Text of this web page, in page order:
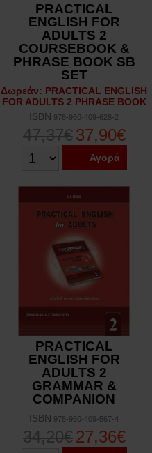
PRACTICAL
ENGLISH FOR
ADULTS 2
COURSEBOOK &
PHRASE BOOK SB
SET
Δωρεάν: PRACTICAL ENGLISH
FOR ADULTS 2 PHRASE BOOK
ISBN 978-960-409-628-2
47,37€37,90€
Αγορά
PRACTICAL
ENGLISH FOR
ADULTS 2
GRAMMAR &
COMPANION
ISBN 978-960-409-567-4
34,20€27,36€